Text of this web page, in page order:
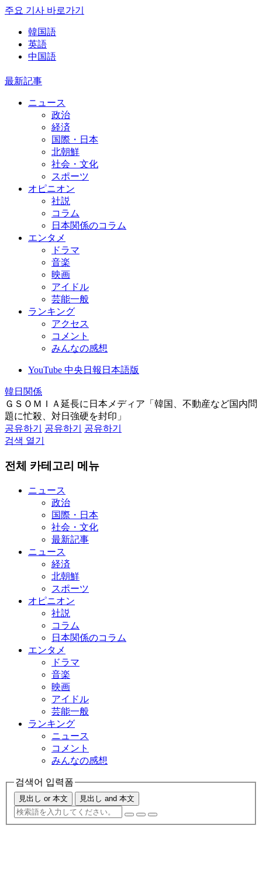
주요 기사 바로가기
韓国語
英語
中国語
最新記事
ニュース
政治
経済
国際・日本
北朝鮮
社会・文化
スポーツ
オピニオン
社説
コラム
日本関係のコラム
エンタメ
ドラマ
音楽
映画
アイドル
芸能一般
ランキング
アクセス
コメント
みんなの感想
YouTube 中央日報日本語版
韓日関係
ＧＳＯＭＩＡ延長に日本メディア「韓国、不動産など国内問
題に忙殺、対日強硬を封印」
공유하기
공유하기
공유하기
검색 열기
전체 카테고리 메뉴
ニュース
政治
国際・日本
社会・文化
最新記事
ニュース
経済
北朝鮮
スポーツ
オピニオン
社説
コラム
日本関係のコラム
エンタメ
ドラマ
音楽
映画
アイドル
芸能一般
ランキング
ニュース
コメント
みんなの感想
검색어 입력폼
見出し or 本文 見出し and 本文